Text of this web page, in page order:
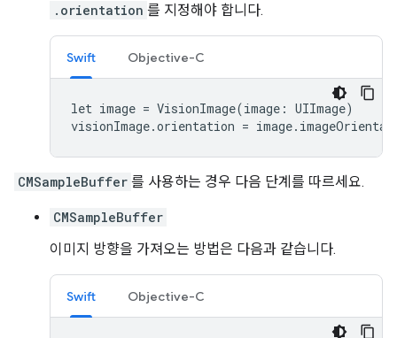
.orientation 를 지정해야 합니다.
Swift Objective-C
let image = VisionImage(image: UIImage)
visionImage.orientation =
CMSampleBuffer 를 사용하는 경우 다음 단계를 따르세요.
CMSampleBuffer
이미지 방향을 가져오는 방법은 다음과 같습니다.
Swift Objective-C